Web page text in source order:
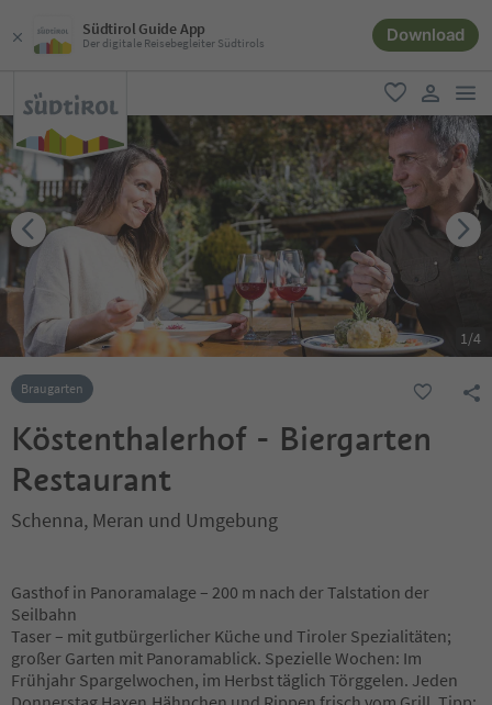
Südtirol Guide App
Der digitale Reisebegleiter Südtirols Download
favorit
user link
1/4
Braugarten
Köstenthalerhof - Biergarten
Restaurant
Schenna, Meran und Umgebung
Gasthof in Panoramalage – 200 m nach der Talstation der
Seilbahn
Taser – mit gutbürgerlicher Küche und Tiroler Spezialitäten;
großer Garten mit Panoramablick. Spezielle Wochen: Im
Frühjahr Spargelwochen, im Herbst täglich Törggelen. Jeden